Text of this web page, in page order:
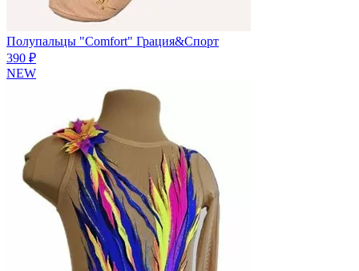
Полупальцы "Comfort" Грация&Спорт
390 ₽
NEW